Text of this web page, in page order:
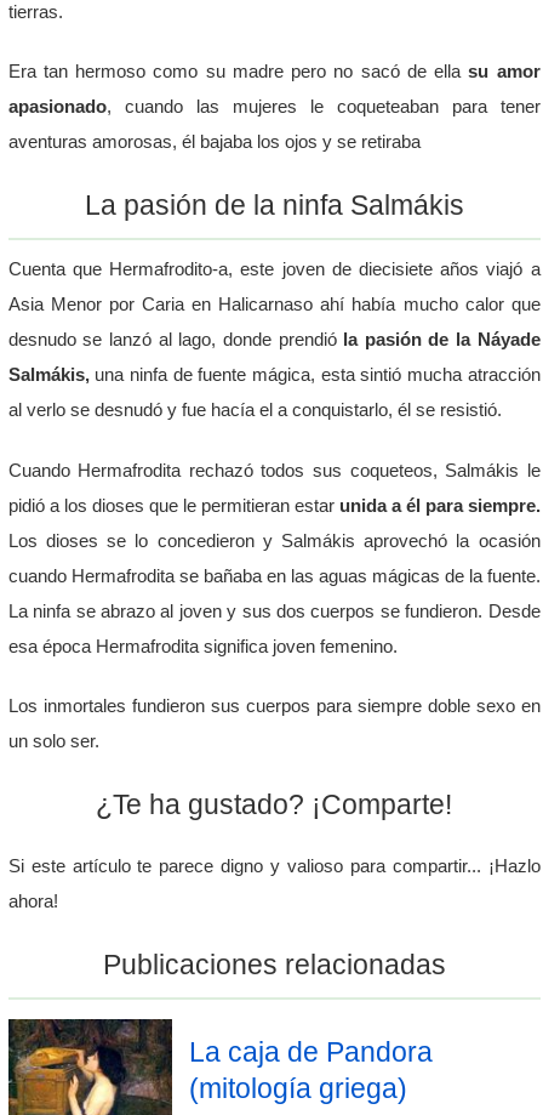
tierras.
Era tan hermoso como su madre pero no sacó de ellasu amor
apasionado, cuando las mujeres le coqueteaban para tener
aventuras amorosas, él bajaba los ojos y se retiraba
La pasión de la ninfa Salmákis
Cuenta que Hermafrodito-a, este joven de diecisiete años viajó a
Asia Menor por Caria en Halicarnaso ahí había mucho calor que
desnudo se lanzó al lago, donde prendió la pasión de la Náyade
Salmákis,una ninfa de fuente mágica, esta sintió mucha atracción
al verlo se desnudó y fue hacía el a conquistarlo, él se resistió.
Cuando Hermafrodita rechazó todos sus coqueteos, Salmákis le
pidió a los dioses que le permitieran estar unida a él para siempre.
Los dioses se lo concedieron y Salmákis aprovechó la ocasión
cuando Hermafrodita se bañaba en las aguas mágicas de la fuente.
La ninfa se abrazo al joven y sus dos cuerpos se fundieron. Desde
esa época Hermafrodita significa joven femenino.
Los inmortales fundieron sus cuerpos para siempre doble sexo en
un solo ser.
¿Te ha gustado? ¡Comparte!
Si este artículo te parece digno y valioso para compartir... ¡Hazlo
ahora!
Publicaciones relacionadas
La caja de Pandora
(mitología griega)